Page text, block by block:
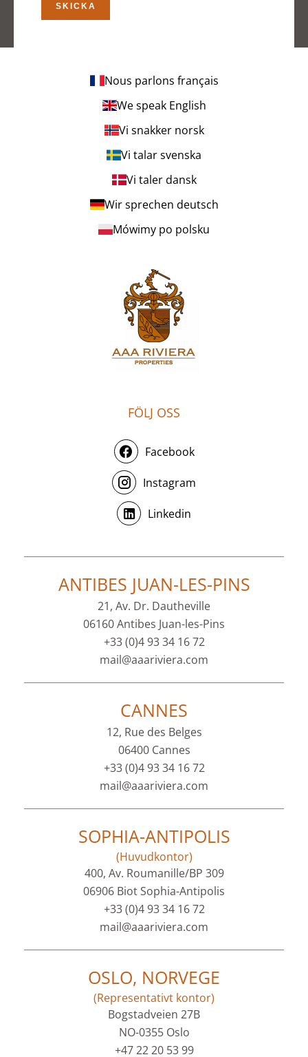
SKICKA
Nous parlons français
We speak English
Vi snakker norsk
Vi talar svenska
Vi taler dansk
Wir sprechen deutsch
Mówimy po polsku
FÖLJ OSS
Facebook
Instagram
Linkedin
ANTIBES JUAN-LES-PINS
21, Av. Dr. Dautheville
06160 Antibes Juan-les-Pins
+33 (0)4 93 34 16 72
mail@aaariviera.com
CANNES
12, Rue des Belges
06400 Cannes
+33 (0)4 93 34 16 72
mail@aaariviera.com
SOPHIA-ANTIPOLIS
(Huvudkontor)
400, Av. Roumanille/BP 309
06906 Biot Sophia-Antipolis
+33 (0)4 93 34 16 72
mail@aaariviera.com
OSLO, NORVEGE
(Representativt kontor)
Bogstadveien 27B
NO-0355 Oslo
+47 22 20 53 99